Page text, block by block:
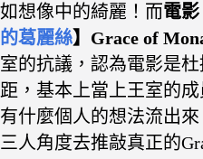
如想像中的綺麗！而電影
的葛麗絲】Grace of
室的抗議，認為電影是
距，基本上當上王室的
有什麼個人的想法流出
三人角度去推敲真正的